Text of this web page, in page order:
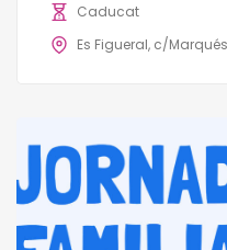
Caducat
Es Figueral, c/